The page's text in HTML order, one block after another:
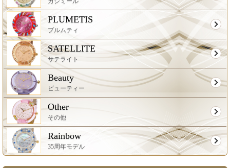
PLUMETIS
プルムティ
SATELLITE
サテライト
Beauty
ビューティー
Other
その他
Rainbow
35周年モデル